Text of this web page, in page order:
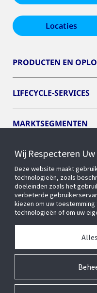
Locaties
PRODUCTEN EN
LIFECYCLE-SERVICES
MARKTSEGMENTEN
CYBER SOLUTIONS
OPENBLUE
SLIMME GEBOUWEN
Wij Respecteren
Deze website maakt
technologieën, zoals
doeleinden zoals het
verbeterde
kiezen om uw
technologieën of om uw